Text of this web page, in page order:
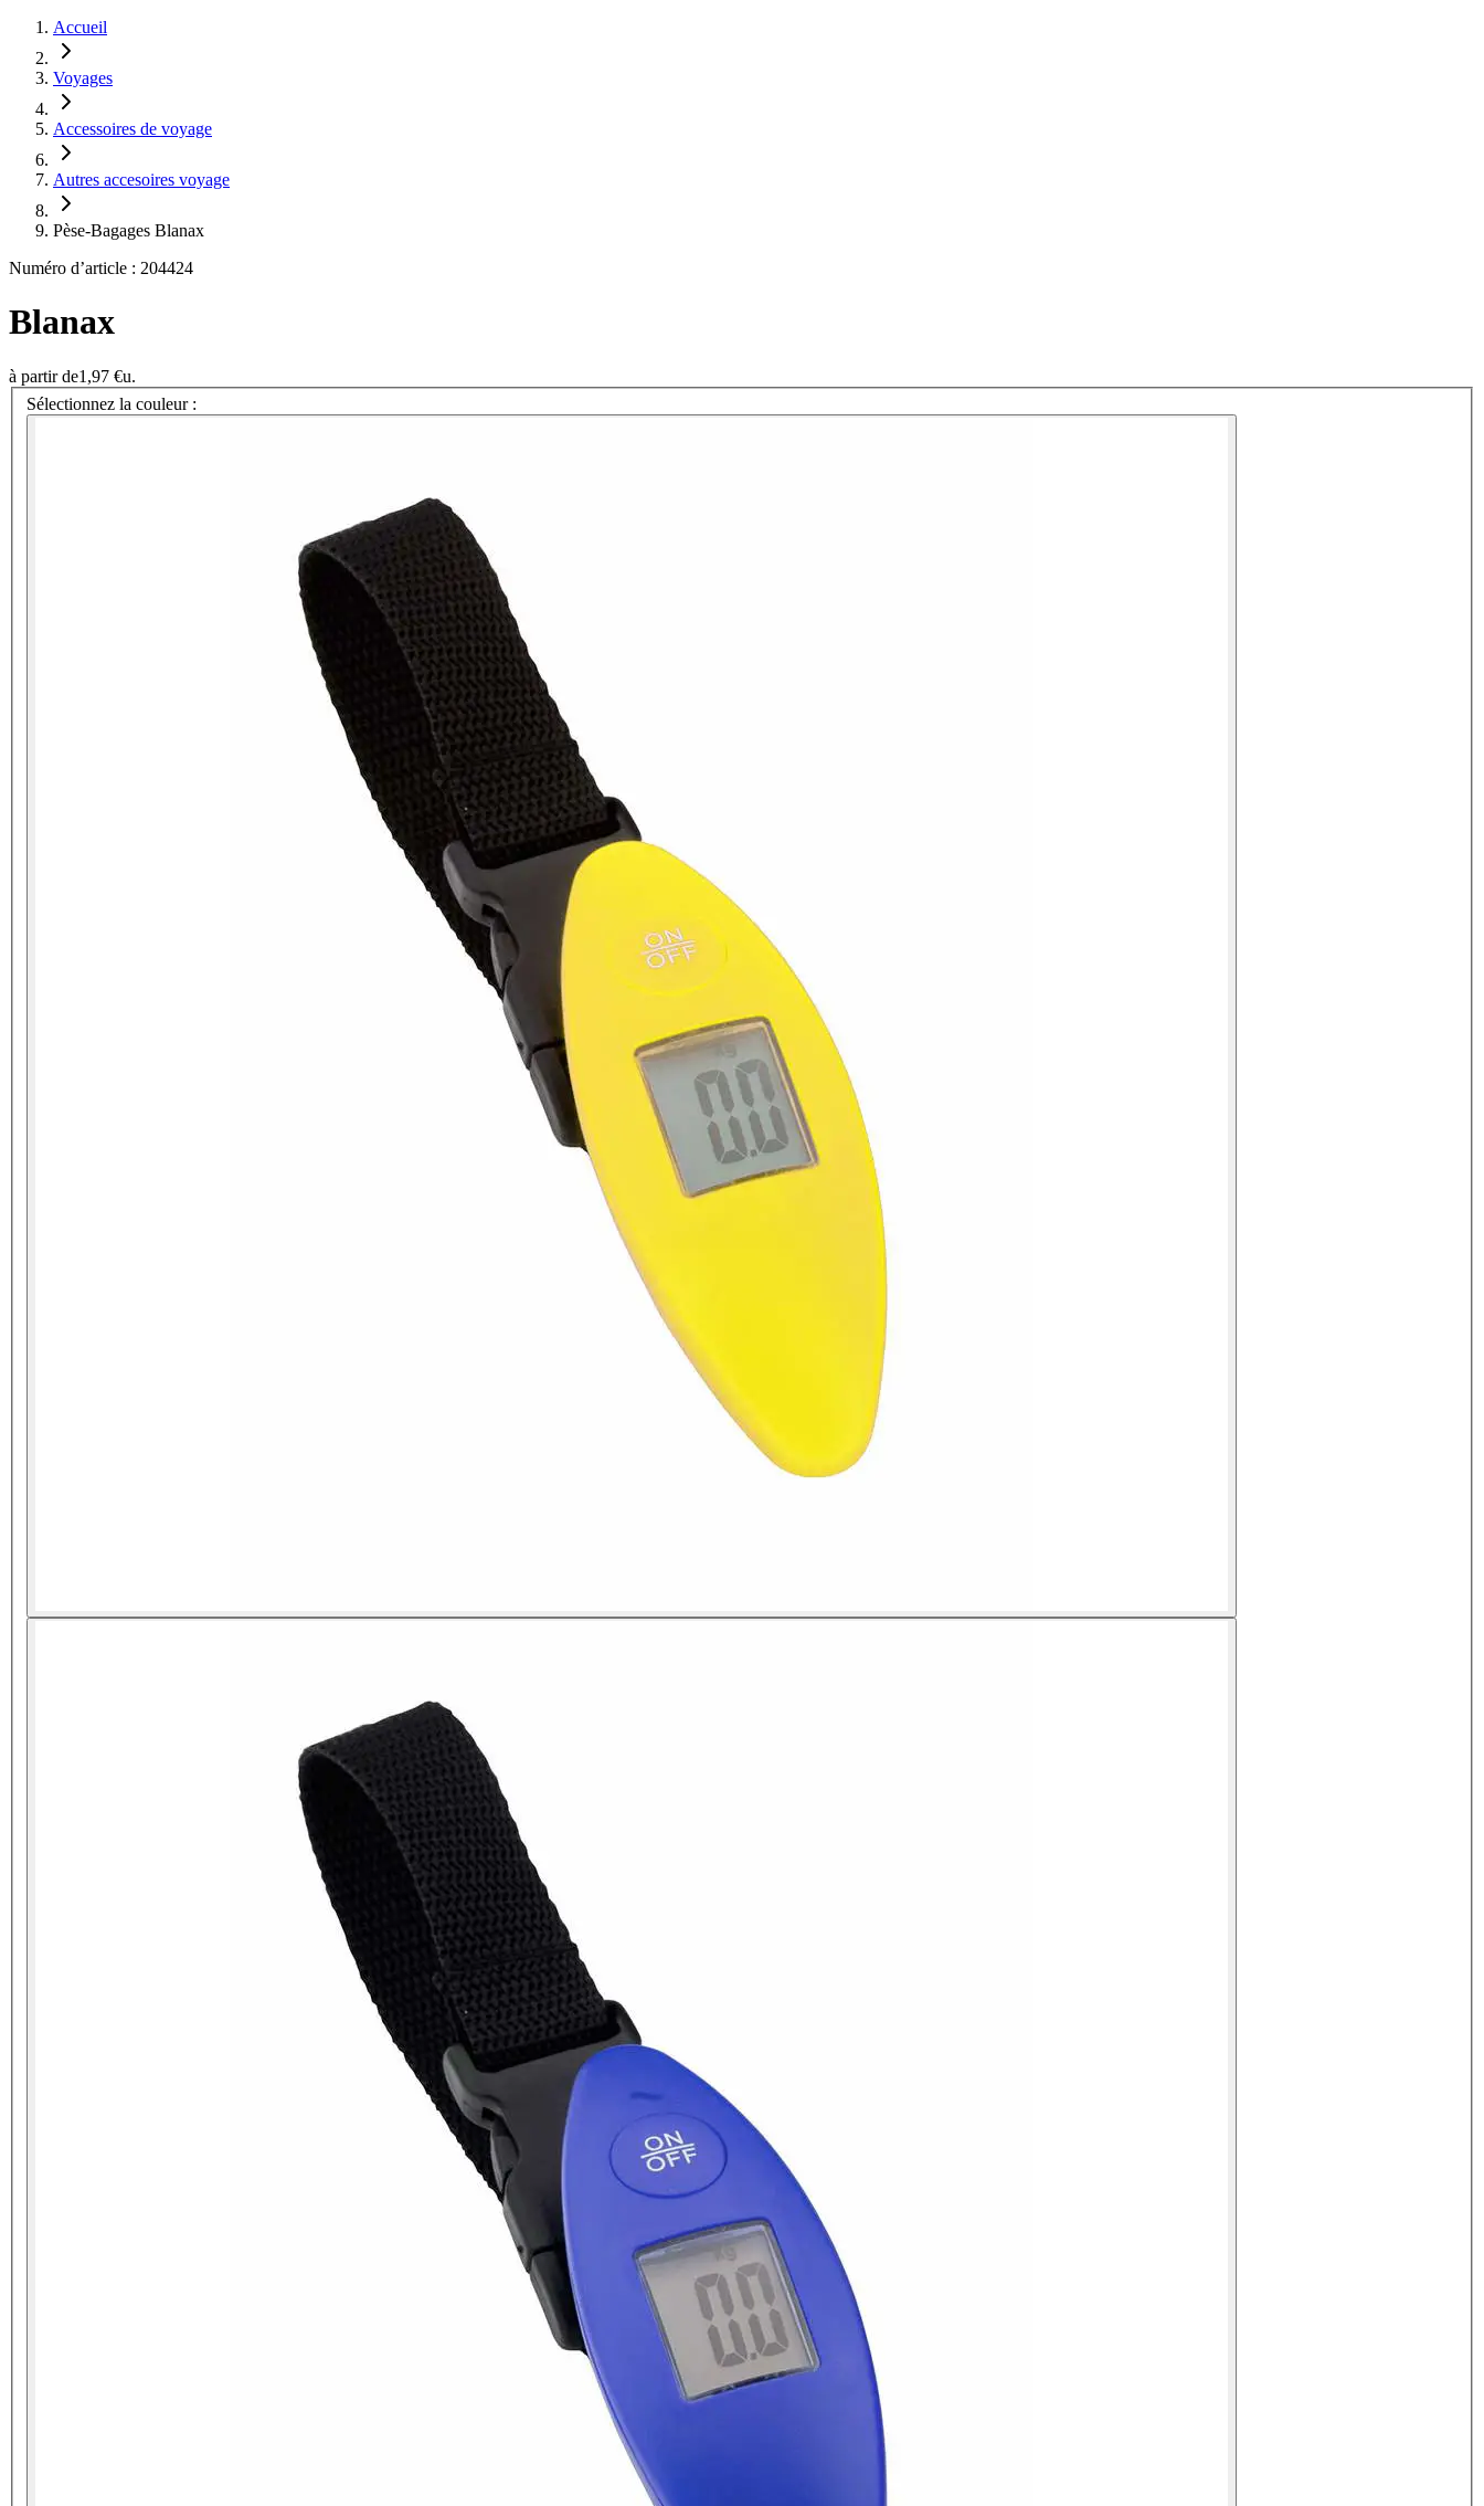
Accueil
Voyages
Accessoires de voyage
Autres accesoires voyage
Pèse-Bagages Blanax
Numéro d’article : 204424
Blanax
à partir de1,97 €u.
Sélectionnez la couleur :